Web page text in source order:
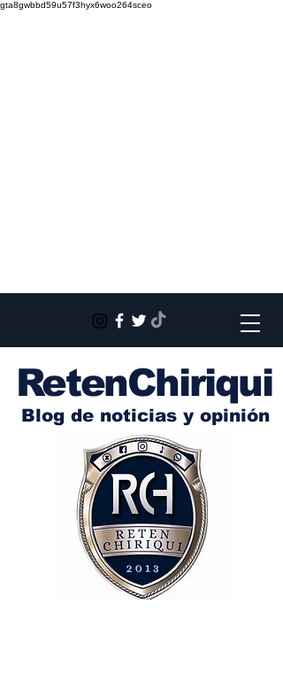
gta8gwbbd59u57f3hyx6woo264sceo
RetenChiriqui
Blog de noticias y opinión